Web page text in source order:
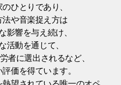
ひとりであり、
や音楽捉え方は
影響を与え続け、
活動を通じて、
者に選出されるなど、
価を得ています。